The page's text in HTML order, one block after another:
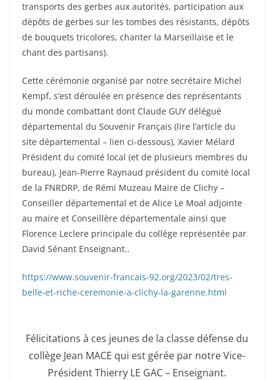
transports des gerbes aux autorités, participation aux
dépôts de gerbes sur les tombes des résistants, dépôts
de bouquets tricolores, chanter la Marseillaise et le
chant des partisans).
Cette cérémonie organisé par notre secrétaire Michel
Kempf, s’est déroulée en présence des représentants
du monde combattant dont Claude GUY délégué
départemental du Souvenir Français (lire l’article du
site départemental – lien ci-dessous), Xavier Mélard
Président du comité local (et de plusieurs membres du
bureau), Jean-Pierre Raynaud président du comité local
de la FNRDRP, de Rémi Muzeau Maire de Clichy –
Conseiller départemental et de Alice Le Moal adjointe
au maire et Conseillère départementale ainsi que
Florence Leclere principale du collège représentée par
David Sénant Enseignant..
https://www.souvenir-francais-92.org/2023/02/tres-
belle-et-riche-ceremonie-a-clichy-la-garenne.html
Félicitations à ces jeunes de la classe défense du
collège Jean MACE qui est gérée par notre Vice-
Président Thierry LE GAC – Enseignant.